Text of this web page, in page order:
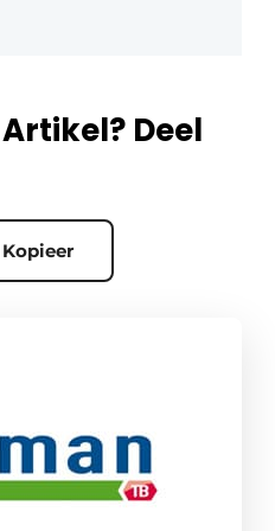
Deel
Kopieer